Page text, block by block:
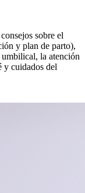
sobre el
y plan de parto),
la atención
y cuidados del